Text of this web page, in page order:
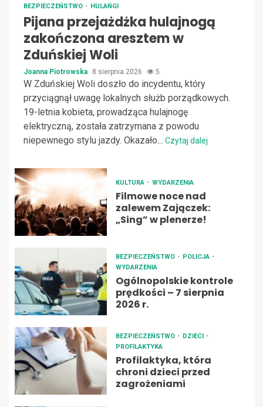
BEZPIECZEŃSTWO HULAŃGI
Pijana przejażdżka hulajnogą
zakończona aresztem w
Zduńskiej Woli
Joanna Piotrowska 8 sierpnia 2026 5
W Zduńskiej Woli doszło do incydentu, który
przyciągnął uwagę lokalnych służb porządkowych.
19-letnia kobieta, prowadząca hulajnogę
elektryczną, została zatrzymana z powodu
niepewnego stylu jazdy. Okazało... Czytaj dalej
KULTURA WYDARZENIA
Filmowe noce nad
zalewem Zajączek:
„Sing” w plenerze!
BEZPIECZEŃSTWO
POLICJA
WYDARZENIA
Ogólnopolskie kontrole
prędkości – 7 sierpnia
2026 r.
BEZPIECZEŃSTWO
DZIECI
PROFILAKTYKA
Profilaktyka, która
chroni dzieci przed
zagrożeniami